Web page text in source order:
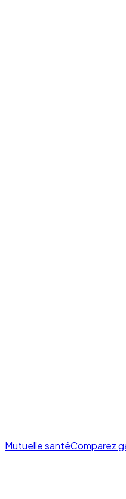
Mutuelle santéComparez